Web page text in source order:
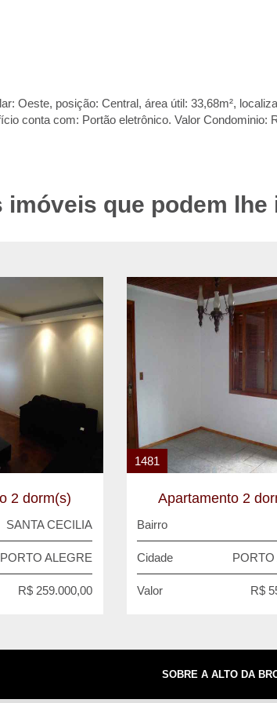
Oeste, posição: Central, área útil: 33,68m²,
conta com: Portão eletrônico. Valor Condominio:
imóveis que podem lhe
2 dorm(s)
SANTA CECILIA
PORTO ALEGRE
R$ 259.000,00
1481
Apartamento 2
Bairro
Cidade PORTO
Valor R$
SOBRE A ALTO DA